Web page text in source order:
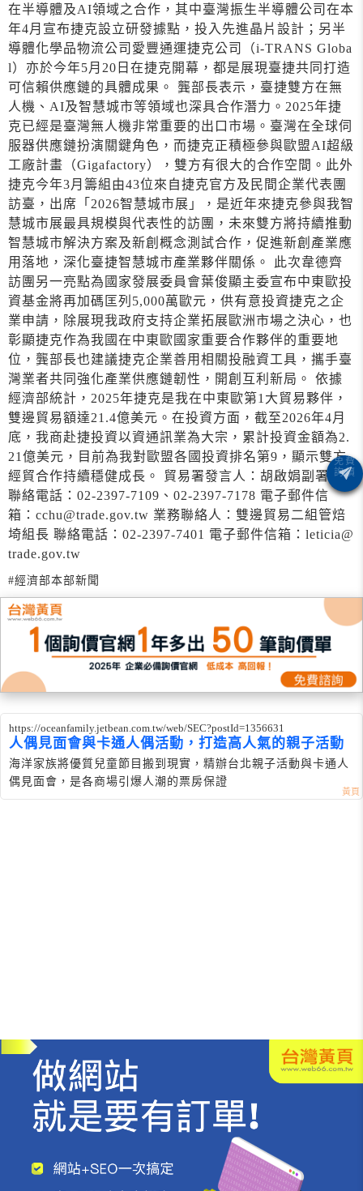
在半導體及AI領域之合作，其中臺灣振生半導體公司在本
年4月宣布捷克設立研發據點，投入先進晶片設計；另半
導體化學品物流公司愛豐通運捷克公司（i-TRANS Globa
l）亦於今年5月20日在捷克開幕，都是展現臺捷共同打造
可信賴供應鏈的具體成果。 龔部長表示，臺捷雙方在無
人機、AI及智慧城市等領域也深具合作潛力。2025年捷
克已經是臺灣無人機非常重要的出口市場。臺灣在全球伺
服器供應鏈扮演關鍵角色，而捷克正積極參與歐盟AI超級
工廠計畫（Gigafactory），雙方有很大的合作空間。此外
捷克今年3月籌組由43位來自捷克官方及民間企業代表團
訪臺，出席「2026智慧城市展」，是近年來捷克參與我智
慧城市展最具規模與代表性的訪團，未來雙方將持續推動
智慧城市解決方案及新創概念測試合作，促進新創產業應
用落地，深化臺捷智慧城市產業夥伴關係。 此次韋德齊
訪團另一亮點為國家發展委員會葉俊顯主委宣布中東歐投
資基金將再加碼匡列5,000萬歐元，供有意投資捷克之企
業申請，除展現我政府支持企業拓展歐洲市場之決心，也
彰顯捷克作為我國在中東歐國家重要合作夥伴的重要地
位，龔部長也建議捷克企業善用相關投融資工具，攜手臺
灣業者共同強化產業供應鏈韌性，開創互利新局。 依據
經濟部統計，2025年捷克是我在中東歐第1大貿易夥伴，
雙邊貿易額達21.4億美元。在投資方面，截至2026年4月
底，我商赴捷投資以資通訊業為大宗，累計投資金額為2.
21億美元，目前為我對歐盟各國投資排名第9，顯示雙方
經貿合作持續穩健成長。 貿易署發言人：胡啟娟副署長
聯絡電話：02-2397-7109、02-2397-7178 電子郵件信
箱：cchu@trade.gov.tw 業務聯絡人：雙邊貿易二組管焙
埼組長 聯絡電話：02-2397-7401 電子郵件信箱：leticia@
trade.gov.tw
#經濟部本部新聞
https://oceanfamily.jetbean.com.tw/web/SEC?postId=1356631
人偶見面會與卡通人偶活動，打造高人氣的親子活動
海洋家族將優質兒童節目搬到現實，精辦台北親子活動與卡通人
偶見面會，是各商場引爆人潮的票房保證